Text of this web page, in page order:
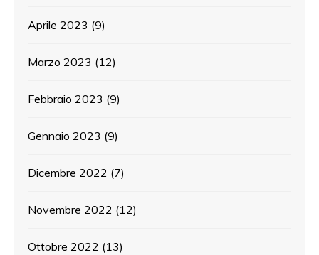
Aprile 2023 (9)
Marzo 2023 (12)
Febbraio 2023 (9)
Gennaio 2023 (9)
Dicembre 2022 (7)
Novembre 2022 (12)
Ottobre 2022 (13)